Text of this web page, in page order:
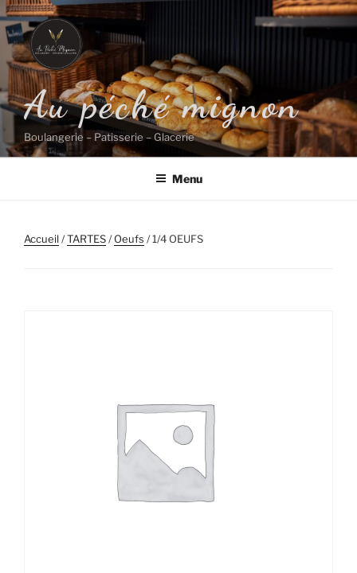
Aller
au
contenu
principal
Au péché mignon
Boulangerie – Patisserie – Glacerie
Menu
Accueil/TARTES/Oeufs / 1/4 OEUFS